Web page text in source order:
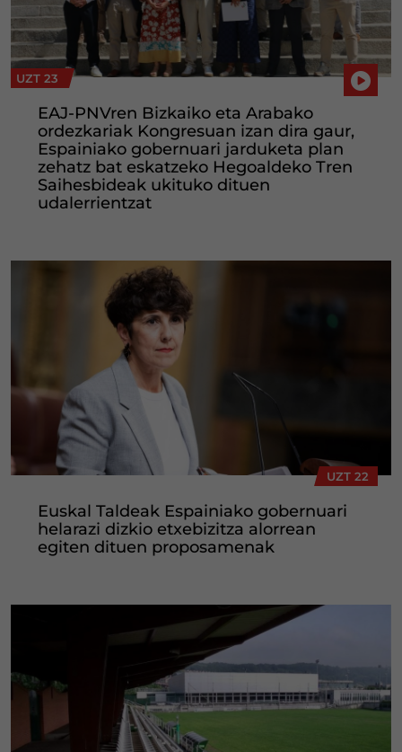
UZT 23
EAJ-PNVren Bizkaiko eta Arabako
ordezkariak Kongresuan izan dira gaur,
Espainiako gobernuari jarduketa plan
zehatz bat eskatzeko Hegoaldeko Tren
Saihesbideak ukituko dituen
udalerrientzat
UZT 22
Euskal Taldeak Espainiako gobernuari
helarazi dizkio etxebizitza alorrean
egiten dituen proposamenak